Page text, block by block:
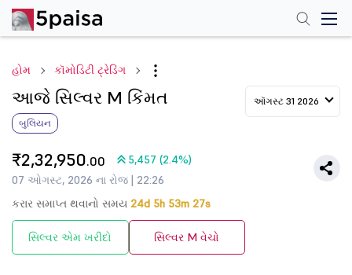
હોમ કૉમોડિટી ટ્રેડિંગ
આજે સિલ્વર M કિંમત
બુલિયન
ઑગસ્ટ 31 2026
₹2,32,950.00
5,457 (2.4%)
07 ઓગસ્ટ, 2026 ના રોજ | 22:26
કરાર સમાપ્ત થવાનો સમય 24d 5h 53m 27s
સિલ્વર એમ ખરીદો સિલ્વર M વેચો